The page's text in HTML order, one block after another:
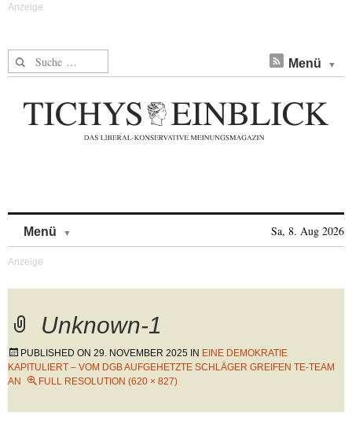
Suche nach: Menü
Menü Sa, 8. Aug 2026
Unknown-1
PUBLISHED ON 29. NOVEMBER 2025 IN EINE DEMOKRATIE
KAPITULIERT – VOM DGB AUFGEHETZTE SCHLÄGER GREIFEN TE-TEAM
AN
FULL RESOLUTION (620 × 827)